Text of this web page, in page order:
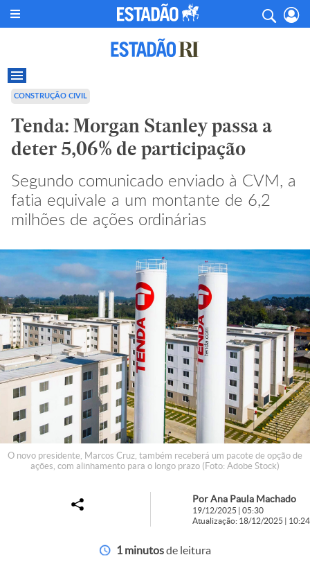
CONSTRUÇÃO CIVIL
Tenda: Morgan Stanley passa a
deter 5,06% de participação
Segundo comunicado enviado à CVM, a
fatia equivale a um montante de 6,2
milhões de ações ordinárias
O novo presidente, Marcos Cruz, também receberá um pacote de opção de
ações, com alinhamento para o longo prazo (Foto: Adobe Stock)
Por Ana Paula Machado
19/12/2025 | 05:30
Atualização: 18/12/2025 | 10:24
1 minutosde leitura